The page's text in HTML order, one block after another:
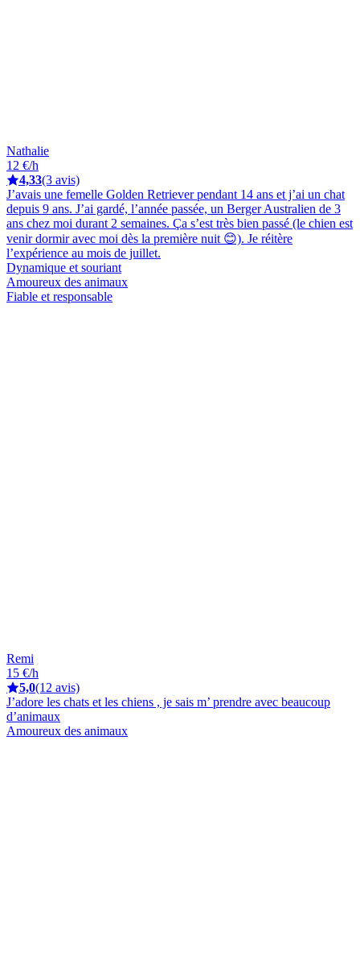
Nathalie
12 €/h
4,33(3 avis)
J’avais une femelle Golden Retriever pendant 14 ans et j’ai un chat
depuis 9 ans. J’ai gardé, l’année passée, un Berger Australien de 3
ans chez moi durant 2 semaines. Ça s’est très bien passé (le chien est
venir dormir avec moi dès la première nuit 😊). Je réitère
l’expérience au mois de juillet.
Dynamique et souriant
Amoureux des animaux
Fiable et responsable
Remi
15 €/h
5,0(12 avis)
J’adore les chats et les chiens , je sais m’ prendre avec beaucoup
d’animaux
Amoureux des animaux